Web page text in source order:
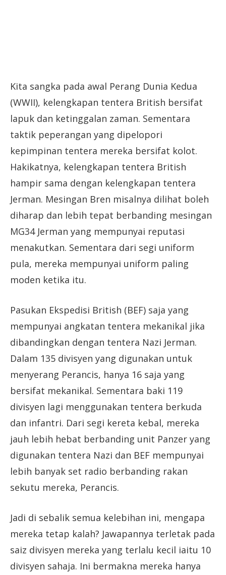
Kita sangka pada awal Perang Dunia Kedua
(WWII), kelengkapan tentera British bersifat
lapuk dan ketinggalan zaman. Sementara
taktik peperangan yang dipelopori
kepimpinan tentera mereka bersifat kolot.
Hakikatnya, kelengkapan tentera British
hampir sama dengan kelengkapan tentera
Jerman. Mesingan Bren misalnya dilihat boleh
diharap dan lebih tepat berbanding mesingan
MG34 Jerman yang mempunyai reputasi
menakutkan. Sementara dari segi uniform
pula, mereka mempunyai uniform paling
moden ketika itu.
Pasukan Ekspedisi British (BEF) saja yang
mempunyai angkatan tentera mekanikal jika
dibandingkan dengan tentera Nazi Jerman.
Dalam 135 divisyen yang digunakan untuk
menyerang Perancis, hanya 16 saja yang
bersifat mekanikal. Sementara baki 119
divisyen lagi menggunakan tentera berkuda
dan infantri. Dari segi kereta kebal, mereka
jauh lebih hebat berbanding unit Panzer yang
digunakan tentera Nazi dan BEF mempunyai
lebih banyak set radio berbanding rakan
sekutu mereka, Perancis.
Jadi di sebalik semua kelebihan ini, mengapa
mereka tetap kalah? Jawapannya terletak pada
saiz divisyen mereka yang terlalu kecil iaitu 10
divisyen sahaja. Ini bermakna mereka hanya